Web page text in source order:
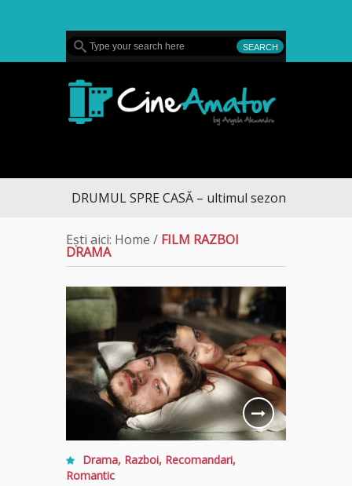
DRUMUL SPRE CASĂ – ultimul sezon te aduce la
Ești aici: Home / FILM RAZBOI
DRAMA
Drama, Razboi, Recomandari,
Romantic